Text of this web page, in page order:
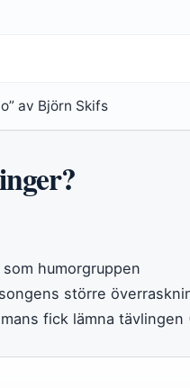
av Björn Skifs
humorgruppen
större
fick lämna tävlingen